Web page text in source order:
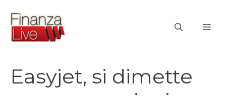
contenuto
Easyjet, si dimette